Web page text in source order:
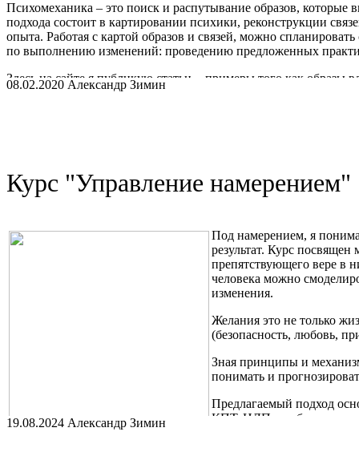
Психомеханика – это поиск и распутывание образов,
подхода состоит в картировании психики, реконструкции
опыта. Работая с картой образов и связей, можно
по выполнению изменений: проведению предложенных
Здесь на сайте я публикую статьи - примеры того как
случае, если данный подход Вас заинтересовал этот подход
08.02.2020 Александр Зимин
Курс "Управление намерением"
Под намерением, я
результат. Курс
препятствующего вере в
человека можно
изменения.
Желания это не только
(безопасность, любовь,
Зная принципы и
понимать и
Предлагаемый подход
КПТ, НЛП и работу с
19.08.2024 Александр Зимин